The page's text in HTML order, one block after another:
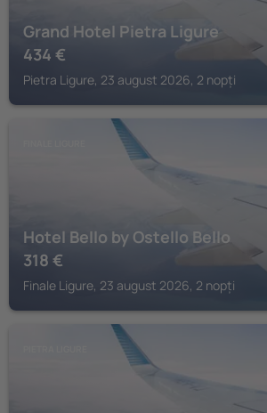
Grand Hotel Pietra Ligure
434 €
Pietra Ligure, 23 august 2026, 2 nopți
Hotel Bello by Ostello Bello
318 €
Finale Ligure, 23 august 2026, 2 nopți